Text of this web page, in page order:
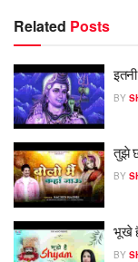
Related Posts
BY
तुझे
BY
भूखे
BY